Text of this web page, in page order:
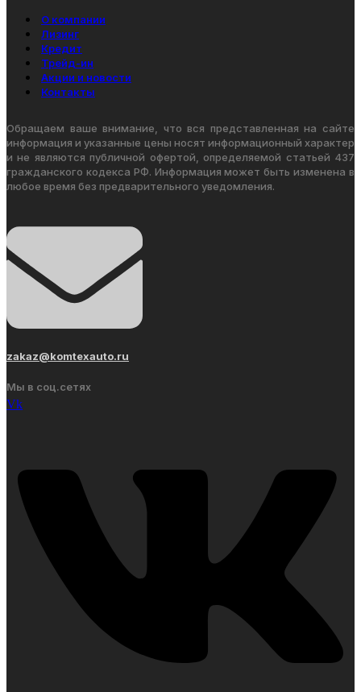
О компании
Лизинг
Кредит
Трейд-ин
Акции и новости
Контакты
Обращаем ваше внимание, что вся представленная на сайте
информация и указанные цены носят информационный характер
и не являются публичной офертой, определяемой статьей 437
гражданского кодекса РФ. Информация может быть изменена в
любое время без предварительного уведомления.
zakaz@komtexauto.ru
Мы в соц.сетях
Vk